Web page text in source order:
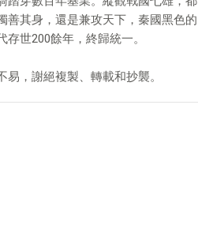
善其身，還是兼攻天下，秦國黑色的
世200餘年，終歸統一。
，謝絕複製、轉載和抄襲。